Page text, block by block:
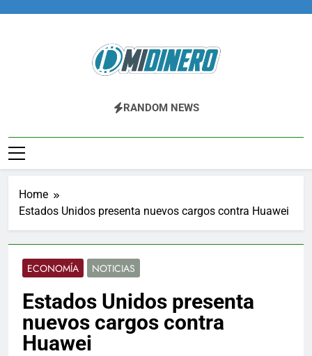
Midinero.co
Fintech, Criptomonedas
RANDOM NEWS
Home
Estados Unidos presenta nuevos cargos contra Huawei
ECONOMÍA NOTICIAS
Estados Unidos presenta
nuevos cargos contra
Huawei